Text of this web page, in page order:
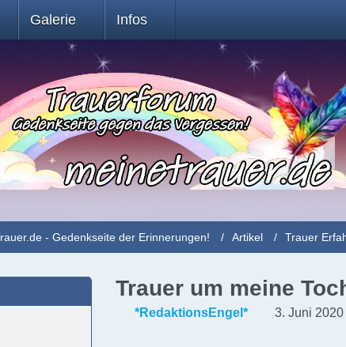
Galerie Infos
- Gedenkseite der Erinnerungen! Artikel Trauer
Trauer um meine
*RedaktionsEngel* 3. Juni